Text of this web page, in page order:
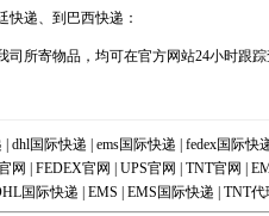
快递、到巴西快递：
所寄物品，均可在官方网站24小时跟
dhl国际快递 ems国际快递
fedex国际快
网 FEDEX官网 UPS官网 TNT官网
国际快递 EMS EMS国际快递 TNT代